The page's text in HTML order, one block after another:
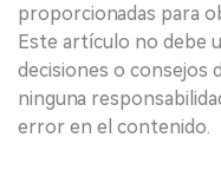
proporcionadas para
Este artículo no debe
decisiones o consejos
ninguna
error en el contenido.